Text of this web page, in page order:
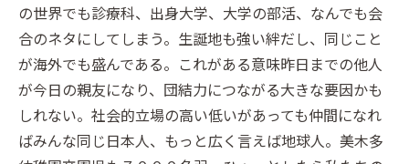
の世界でも診療科、出身大学、大学の部活、なんでも会
合のネタにしてしまう。生誕地も強い絆だし、同じこと
が海外でも盛んである。これがある意味昨日までの他人
が今日の親友になり、団結力につながる大きな要因かも
しれない。社会的立場の高い低いがあっても仲間になれ
ばみんな同じ日本人、もっと広く言えば地球人。美木多